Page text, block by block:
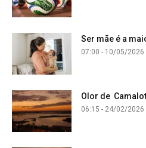
Ser mãe é a
07:00 - 10/05/2026
Olor de
06:15 - 24/02/2026